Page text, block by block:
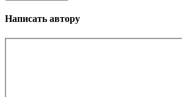
Написать автору